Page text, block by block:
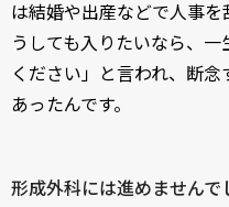
は結婚や出産などで人事
うしても入りたいなら、
ください」と言われ、断
あったんです。
形成外科には進めません